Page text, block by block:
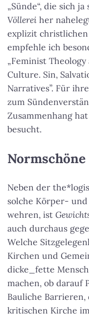
„Sünde“, die sich
Völlerei her
explizit
empfehle ich
„Feminist
Culture. Sin,
Narratives”. Für
zum
Zusammenhang
besucht.
Neben der
solche Körper-
wehren, ist
auch durchaus
Welche
Kirchen und
dicke_fette
machen, ob darauf
Bauliche
kritischen Kirche